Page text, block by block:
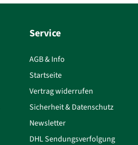
Service
AGB & Info
Startseite
Vertrag widerrufen
Sicherheit & Datenschutz
Newsletter
DHL Sendungsverfolgung